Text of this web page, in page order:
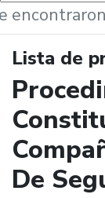
Lista de
De